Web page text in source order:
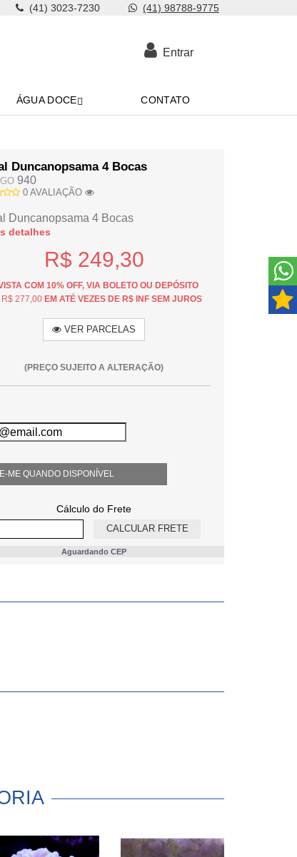
(41) 3023-7230 (41) 98788-9775
Entrar
ÁGUA DOCE CONTATO
Duncanopsama 4 Bocas
940
0 AVALIAÇÃO
Duncanopsama 4 Bocas
detalhes
R$ 249,30
COM 10% OFF, VIA BOLETO OU DEPÓSITO
R$ 277,00EM ATÉ VEZES DE R$ INF SEM JUROS
VER PARCELAS
(PREÇO SUJEITO A ALTERAÇÃO)
ME QUANDO DISPONÍVEL
Cálculo do Frete
Aguardando CEP